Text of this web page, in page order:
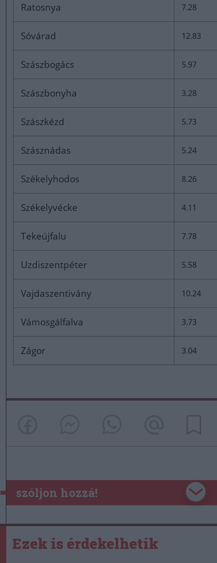
Ratosnya 7.28
Sóvárad 12.83
Szászbogács 5.97
Szászbonyha 3.28
Szászkézd 5.73
Szásznádas 5.24
Székelyhodos 8.26
Székelyvécke 4.11
Tekeújfalu 7.78
Uzdiszentpéter 5.58
Vajdaszentivány 10.24
Vámosgálfalva 3.73
Zágor 3.04
szóljon hozzá!
Ezek is érdekelhetik